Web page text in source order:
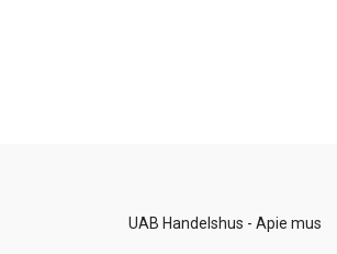
UAB Handelshus - Apie mus